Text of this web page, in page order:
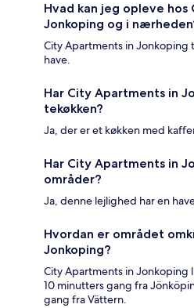
Hvad kan jeg opleve
Jonkoping og i
City Apartments in
have.
Har City Apartments in
tekøkken?
Ja, der er et køkken med
Har City Apartments in
områder?
Ja, denne lejlighed har en
Hvordan er området
Jonkoping?
City Apartments in
10 minutters gang fra
gang fra Vättern.